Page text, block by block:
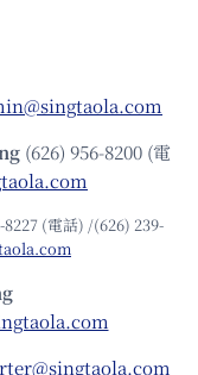
(626) 956-8200 (電
(電話) /(626) 239-